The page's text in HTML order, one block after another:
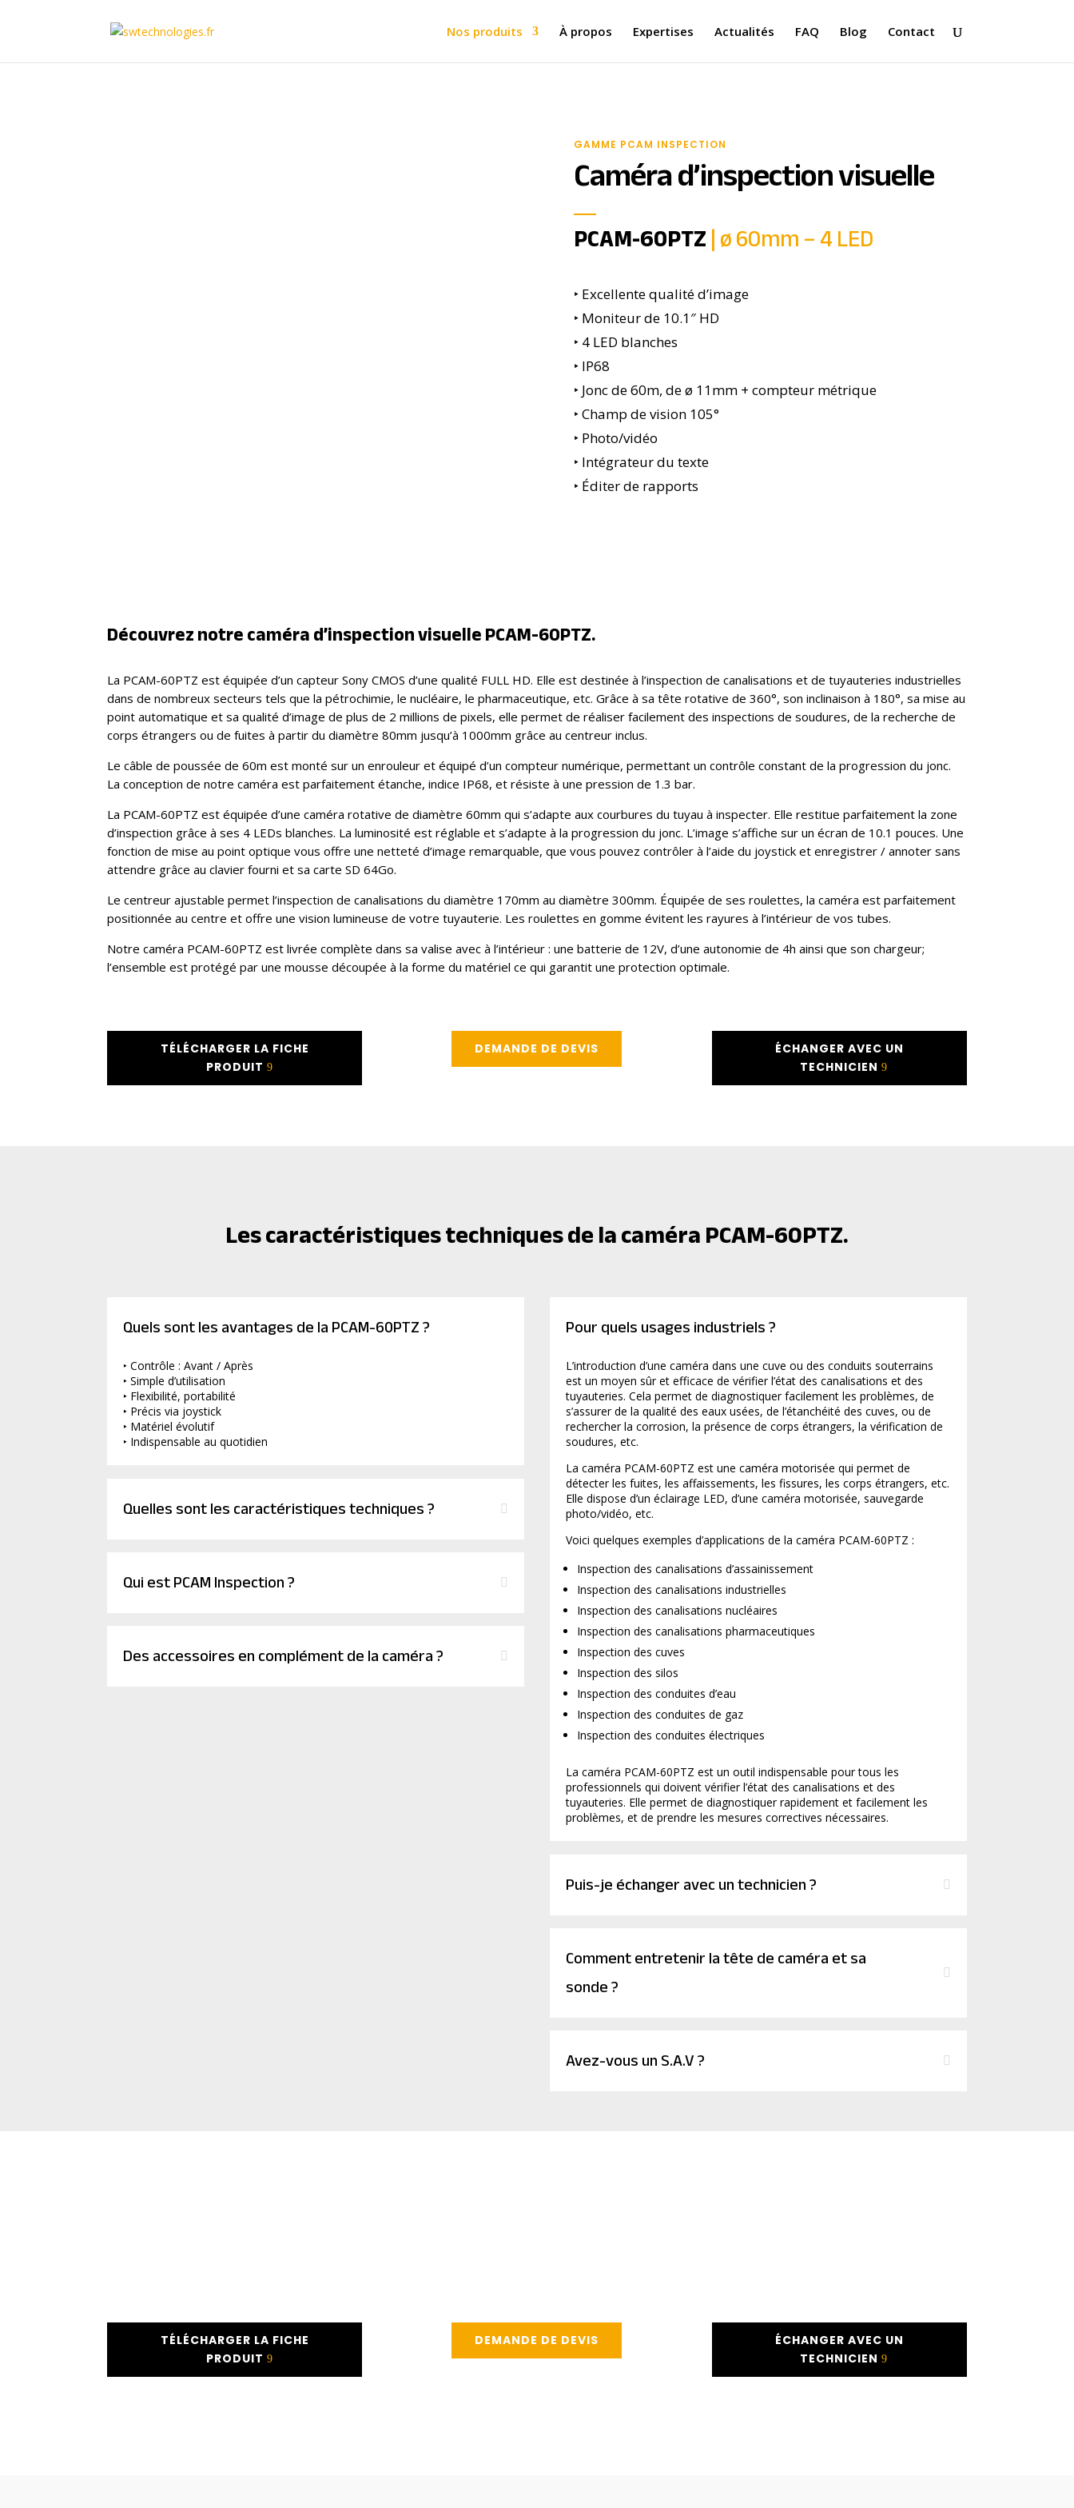
Nos produits À propos Expertises Actualités FAQ Blog Contact
GAMME PCAM INSPECTION
Caméra d’inspection visuelle
PCAM-60PTZ| ø 60mm – 4 LED
‣ Excellente qualité d’image
‣ Moniteur de 10.1″ HD
‣ 4 LED blanches
‣ IP68
‣ Jonc de 60m, de ø 11mm + compteur métrique
‣ Champ de vision 105°
‣ Photo/vidéo
‣ Intégrateur du texte
‣ Éditer de rapports
Découvrez notre caméra d’inspection visuelle PCAM-60PTZ.
La PCAM-60PTZ est équipée d’un capteur Sony CMOS d’une qualité FULL HD. Elle est destinée à l’inspection de canalisations et de tuyauteries industrielles
dans de nombreux secteurs tels que la pétrochimie, le nucléaire, le pharmaceutique, etc. Grâce à sa tête rotative de 360°, son inclinaison à 180°, sa mise au
point automatique et sa qualité d’image de plus de 2 millions de pixels, elle permet de réaliser facilement des inspections de soudures, de la recherche de
corps étrangers ou de fuites à partir du diamètre 80mm jusqu’à 1000mm grâce au centreur inclus.
Le câble de poussée de 60m est monté sur un enrouleur et équipé d’un compteur numérique, permettant un contrôle constant de la progression du jonc.
La conception de notre caméra est parfaitement étanche, indice IP68, et résiste à une pression de 1.3 bar.
La PCAM-60PTZ est équipée d’une caméra rotative de diamètre 60mm qui s’adapte aux courbures du tuyau à inspecter. Elle restitue parfaitement la zone
d’inspection grâce à ses 4 LEDs blanches. La luminosité est réglable et s’adapte à la progression du jonc. L’image s’affiche sur un écran de 10.1 pouces. Une
fonction de mise au point optique vous offre une netteté d’image remarquable, que vous pouvez contrôler à l’aide du joystick et enregistrer / annoter sans
attendre grâce au clavier fourni et sa carte SD 64Go.
Le centreur ajustable permet l’inspection de canalisations du diamètre 170mm au diamètre 300mm. Équipée de ses roulettes, la caméra est parfaitement
positionnée au centre et offre une vision lumineuse de votre tuyauterie. Les roulettes en gomme évitent les rayures à l’intérieur de vos tubes.
Notre caméra PCAM-60PTZ est livrée complète dans sa valise avec à l’intérieur : une batterie de 12V, d’une autonomie de 4h ainsi que son chargeur;
l’ensemble est protégé par une mousse découpée à la forme du matériel ce qui garantit une protection optimale.
TÉLÉCHARGER LA FICHE
PRODUIT
DEMANDE DE DEVIS
ÉCHANGER AVEC UN
TECHNICIEN
Les caractéristiques techniques de la caméra PCAM-60PTZ.
Quels sont les avantages de la PCAM-60PTZ ?
‣ Contrôle : Avant / Après
‣ Simple d’utilisation
‣ Flexibilité, portabilité
‣ Précis via joystick
‣ Matériel évolutif
‣ Indispensable au quotidien
Quelles sont les caractéristiques techniques ?
Qui est PCAM Inspection ?
Des accessoires en complément de la caméra ?
Pour quels usages industriels ?
L’introduction d’une caméra dans une cuve ou des conduits souterrains
est un moyen sûr et efficace de vérifier l’état des canalisations et des
tuyauteries. Cela permet de diagnostiquer facilement les problèmes, de
s’assurer de la qualité des eaux usées, de l’étanchéité des cuves, ou de
rechercher la corrosion, la présence de corps étrangers, la vérification de
soudures, etc.
La caméra PCAM-60PTZ est une caméra motorisée qui permet de
détecter les fuites, les affaissements, les fissures, les corps étrangers, etc.
Elle dispose d’un éclairage LED, d’une caméra motorisée, sauvegarde
photo/vidéo, etc.
Voici quelques exemples d’applications de la caméra PCAM-60PTZ :
Inspection des canalisations d’assainissement
Inspection des canalisations industrielles
Inspection des canalisations nucléaires
Inspection des canalisations pharmaceutiques
Inspection des cuves
Inspection des silos
Inspection des conduites d’eau
Inspection des conduites de gaz
Inspection des conduites électriques
La caméra PCAM-60PTZ est un outil indispensable pour tous les
professionnels qui doivent vérifier l’état des canalisations et des
tuyauteries. Elle permet de diagnostiquer rapidement et facilement les
problèmes, et de prendre les mesures correctives nécessaires.
Puis-je échanger avec un technicien ?
Comment entretenir la tête de caméra et sa
sonde ?
Avez-vous un S.A.V ?
TÉLÉCHARGER LA FICHE
PRODUIT
DEMANDE DE DEVIS
ÉCHANGER AVEC UN
TECHNICIEN